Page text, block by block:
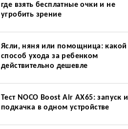
где взять бесплатные очки и не
угробить зрение
Ясли, няня или помощница: какой
способ ухода за ребенком
действительно дешевле
Тест NOCO Boost Air AX65: запуск и
подкачка в одном устройстве